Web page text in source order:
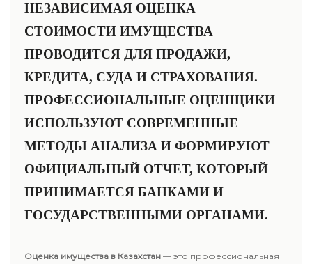
НЕЗАВИСИМАЯ ОЦЕНКА
СТОИМОСТИ ИМУЩЕСТВА
ПРОВОДИТСЯ ДЛЯ ПРОДАЖИ,
КРЕДИТА, СУДА И СТРАХОВАНИЯ.
ПРОФЕССИОНАЛЬНЫЕ ОЦЕНЩИКИ
ИСПОЛЬЗУЮТ СОВРЕМЕННЫЕ
МЕТОДЫ АНАЛИЗА И ФОРМИРУЮТ
ОФИЦИАЛЬНЫЙ ОТЧЕТ, КОТОРЫЙ
ПРИНИМАЕТСЯ БАНКАМИ И
ГОСУДАРСТВЕННЫМИ ОРГАНАМИ.
Оценка имущества в Казахстан — это профессиональная